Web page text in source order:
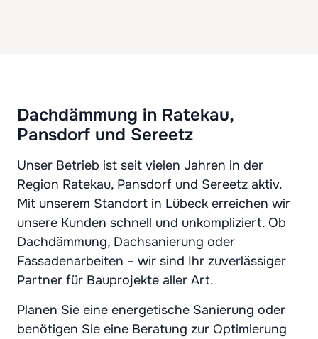
Dachdämmung in Ratekau,
Pansdorf und Sereetz
Unser Betrieb ist seit vielen Jahren in der
Region Ratekau, Pansdorf und Sereetz aktiv.
Mit unserem Standort in Lübeck erreichen wir
unsere Kunden schnell und unkompliziert. Ob
Dachdämmung, Dachsanierung oder
Fassadenarbeiten – wir sind Ihr zuverlässiger
Partner für Bauprojekte aller Art.
Planen Sie eine energetische Sanierung oder
benötigen Sie eine Beratung zur Optimierung